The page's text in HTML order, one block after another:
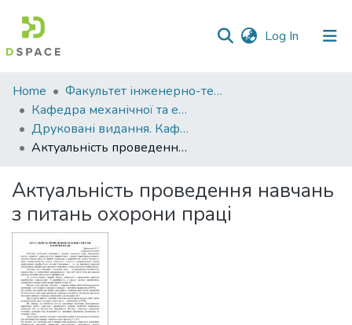
Log In (current)
Communities
&
Collections
All of DSpace
Statistics
Home
Факультет інженерно-технологічний
Кафедра механічної та електричної інженерії
Друковані видання. Кафедра механічної та електричної інженерії
Актуальність проведення навчань з питань охорони праці
Актуальність проведення навчань
з питань охорони праці